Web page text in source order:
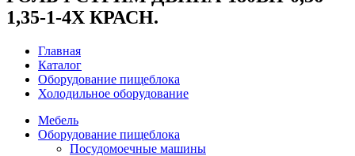
1,35-1-4Х КРАСН.
Главная
Каталог
Оборудование пищеблока
Холодильное оборудование
Мебель
Оборудование пищеблока
Посудомоечные машины